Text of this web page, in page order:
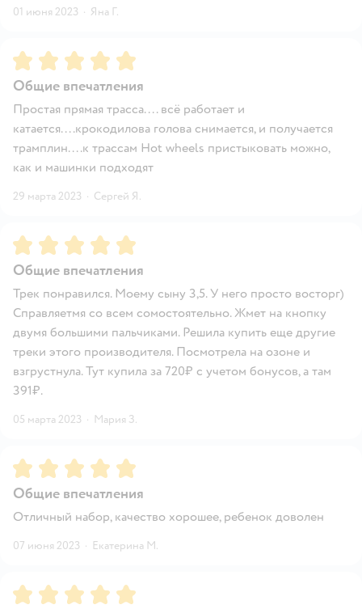
01 июня 2023 · Яна Г.
Рейтинг:5
Общие впечатления
Простая прямая трасса.... всё работает и
катается....крокодилова голова снимается, и получается
трамплин....к трассам Hot wheels пристыковать можно,
как и машинки подходят
29 марта 2023 · Сергей Я.
Рейтинг:5
Общие впечатления
Трек понравился. Моему сыну 3,5. У него просто восторг)
Справляетмя со всем сомостоятельно. Жмет на кнопку
двумя большими пальчиками. Решила купить еще другие
треки этого производителя. Посмотрела на озоне и
взгрустнула. Тут купила за 720₽ с учетом бонусов, а там
391₽.
05 марта 2023 · Мария З.
Рейтинг:5
Общие впечатления
Отличный набор, качество хорошее, ребенок доволен
07 июня 2023 · Екатерина М.
Рейтинг:5